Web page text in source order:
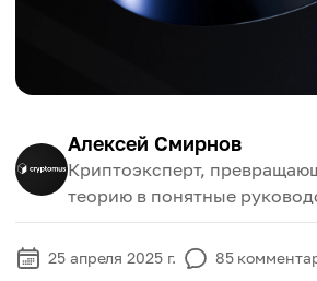
Алексей Смирнов
Криптоэксперт,
теорию в понятные
25 апреля 2025 г. 85